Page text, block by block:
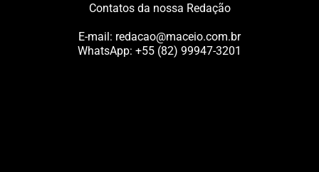
Contatos da nossa Redação
E-mail: redacao@maceio.com.br
WhatsApp: +55 (82) 99947-3201